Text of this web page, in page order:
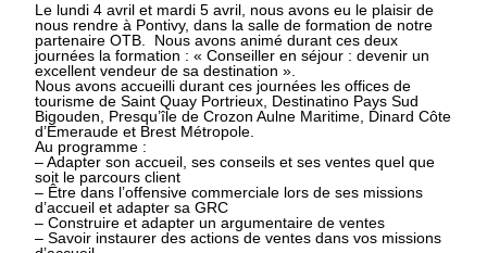
Le lundi 4 avril et mardi 5 avril, nous avons eu le plaisir de
nous rendre à Pontivy, dans la salle de formation de notre
partenaire OTB. Nous avons animé durant ces deux
journées la formation : « Conseiller en séjour : devenir un
excellent vendeur de sa destination ».
Nous avons accueilli durant ces journées les offices de
tourisme de Saint Quay Portrieux, Destinatino Pays Sud
Bigouden, Presqu’île de Crozon Aulne Maritime, Dinard Côte
d’Emeraude et Brest Métropole.
Au programme :
– Adapter son accueil, ses conseils et ses ventes quel que
soit le parcours client
– Être dans l’offensive commerciale lors de ses missions
d’accueil et adapter sa GRC
– Construire et adapter un argumentaire de ventes
– Savoir instaurer des actions de ventes dans vos missions